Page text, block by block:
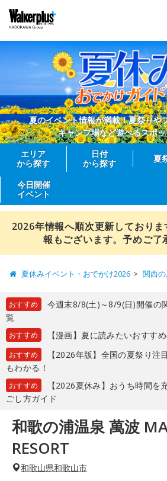
夏のイベント情報が満載！夏祭りや
キャンプ場など遊べるスポ
エリア
から探す
日付
から探す
夏
今日開催
イベント
2026年情報へ順次更新しており
報もございます。予めご了
夏休みイベント・おでかけ2026 関西
おすすめ
今週末8/8(土)～8/9(日)開催の
覧
おすすめ 【漫画】夏に読みたいおすす
おすすめ
【2026年版】全国の夏祭り注
もわかる！
おすすめ
【2026夏休み】おうち時間を
ごし方ガイド
和歌の浦温泉 萬波
RESORT
和歌山県和歌山市